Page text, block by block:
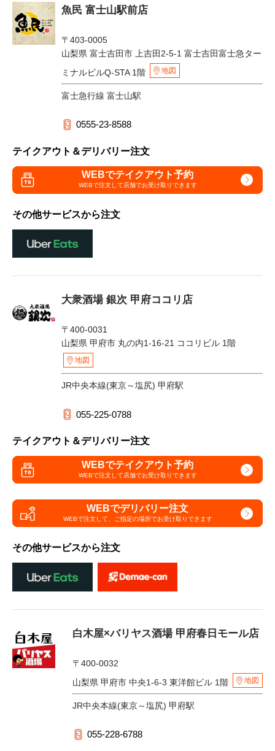
魚民 富士山駅前店
〒403-0005
山梨県 富士吉田市 上吉田2-5-1 富士吉田富士急ター
ミナルビルQ-STA 1階
地図
富士急行線 富士山駅
0555-23-8588
テイクアウト＆デリバリー注文
WEBでテイクアウト予約
WEBで注文して店舗でお受け取りできます
その他サービスから注文
大衆酒場 銀次 甲府ココリ店
〒400-0031
山梨県 甲府市 丸の内1-16-21 ココリビル 1階
地図
JR中央本線(東京～塩尻) 甲府駅
055-225-0788
テイクアウト＆デリバリー注文
WEBでテイクアウト予約
WEBで注文して店舗でお受け取りできます
WEBでデリバリー注文
WEBで注文して、 ご指定の場所でお受け取りできます
その他サービスから注文
白木屋×バリヤス酒場 甲府春日モール店
〒400-0032
山梨県 甲府市 中央1-6-3 東洋館ビル 1階
地図
JR中央本線(東京～塩尻) 甲府駅
055-228-6788